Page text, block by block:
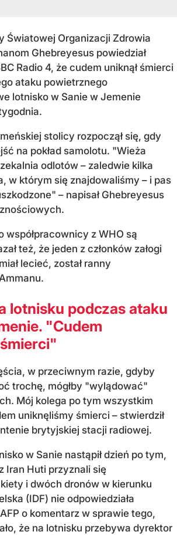
Światowej Organizacji Zdrowia
Ghebreyesus powiedział
Radio 4, że cudem uniknął śmierci
ataku powietrznego
lotnisko w Sanie w Jemenie
stolicy rozpoczął się, gdy
na pokład samolotu. "Wieża
odlotów – zaledwie kilka
w którym się znajdowaliśmy – i pas
– napisał Ghebreyesus
współpracownicy z WHO są
też, że jeden z członków załogi
lecieć, został ranny
lotnisku podczas ataku
"Cudem
w przeciwnym razie, gdyby
trochę, mógłby "wylądować"
Mój kolega po tym wszystkim
uniknęliśmy śmierci – stwierdził
brytyjskiej stacji radiowej.
w Sanie nastąpił dzień po tym,
Iran Huti przyznali się
i dwóch dronów w kierunku
(IDF) nie odpowiedziała
o komentarz w sprawie tego,
że na lotnisku przebywa dyrektor